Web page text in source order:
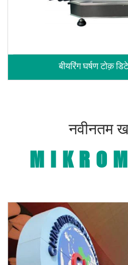
बीयरिंग घर्षण टोक़
नवीनतम